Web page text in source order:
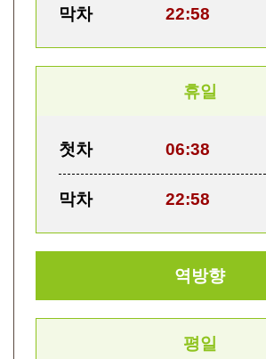
막차 22:58
휴일
첫차 06:38
막차 22:58
역방향
평일